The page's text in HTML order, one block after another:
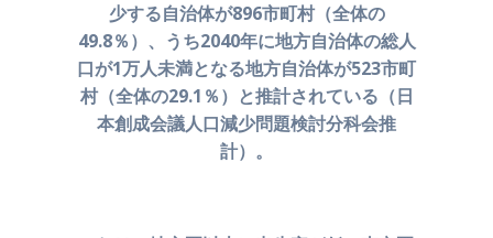
少する自治体が896市町村（全体の
49.8％）、 うち2040年に地方自治体の総人
口が1万人未満となる地方自治体が523市町
村（全体の29.1％）と推計されている （日
本創成会議人口減少問題検討分科会推
計）。